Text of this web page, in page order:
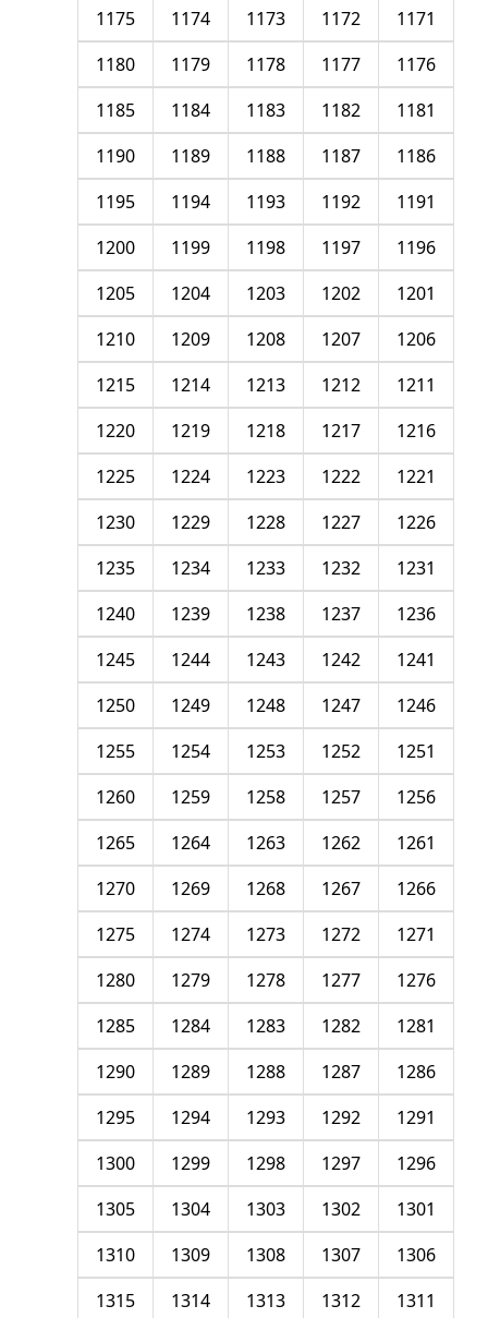
1171
1172
1173
1174
1175
1176
1177
1178
1179
1180
1181
1182
1183
1184
1185
1186
1187
1188
1189
1190
1191
1192
1193
1194
1195
1196
1197
1198
1199
1200
1201
1202
1203
1204
1205
1206
1207
1208
1209
1210
1211
1212
1213
1214
1215
1216
1217
1218
1219
1220
1221
1222
1223
1224
1225
1226
1227
1228
1229
1230
1231
1232
1233
1234
1235
1236
1237
1238
1239
1240
1241
1242
1243
1244
1245
1246
1247
1248
1249
1250
1251
1252
1253
1254
1255
1256
1257
1258
1259
1260
1261
1262
1263
1264
1265
1266
1267
1268
1269
1270
1271
1272
1273
1274
1275
1276
1277
1278
1279
1280
1281
1282
1283
1284
1285
1286
1287
1288
1289
1290
1291
1292
1293
1294
1295
1296
1297
1298
1299
1300
1301
1302
1303
1304
1305
1306
1307
1308
1309
1310
1311
1312
1313
1314
1315